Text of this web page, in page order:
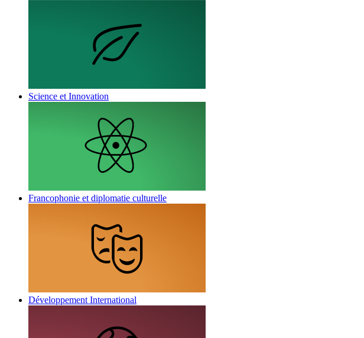
Science et Innovation
Francophonie et diplomatie culturelle
Développement International